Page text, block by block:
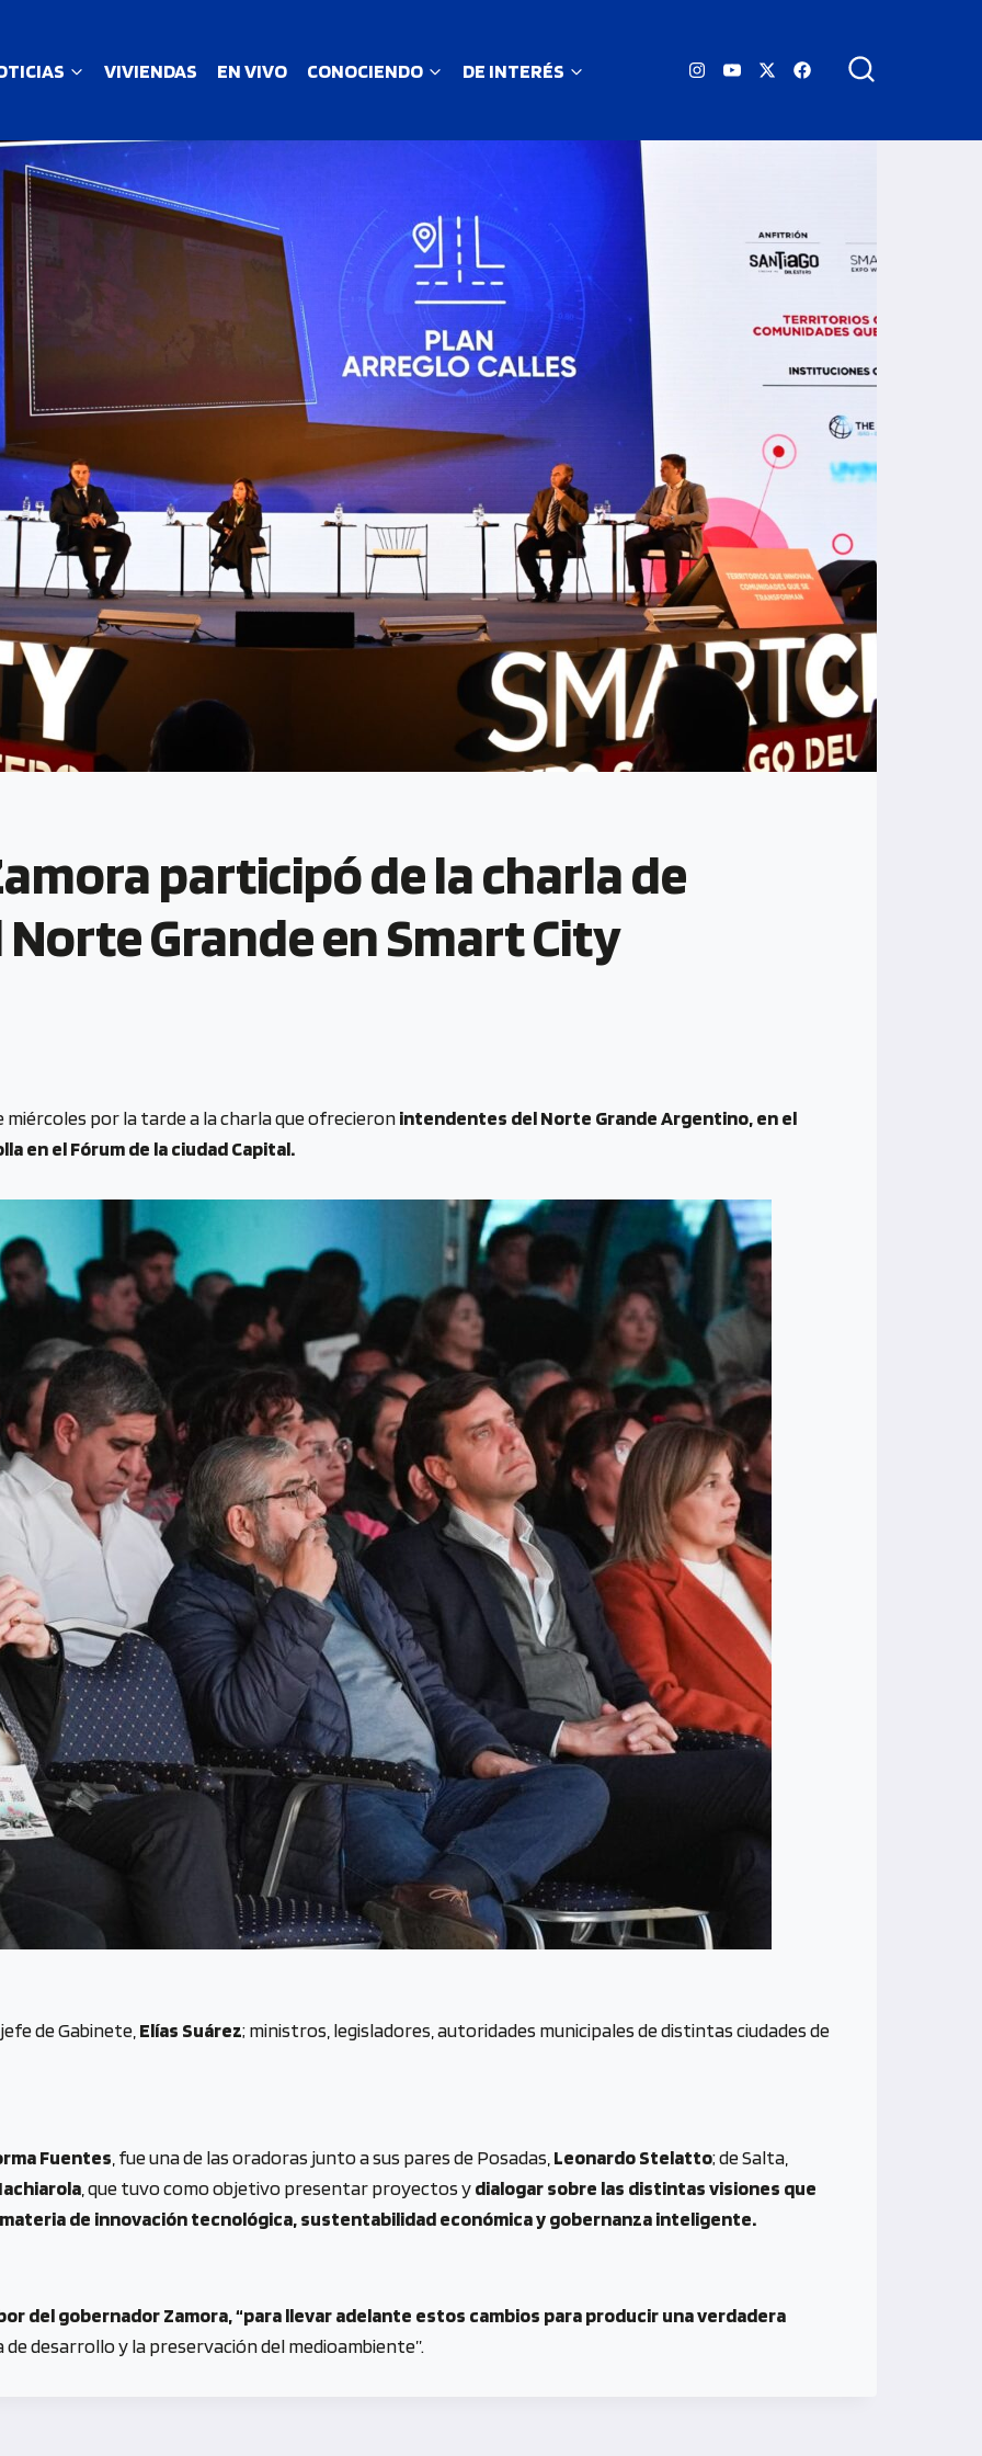
VIVIENDAS EN VIVO CONOCIENDO DE INTERÉS
participó de la charla de
Grande en Smart City
miércoles por la tarde a la charla que ofrecieronintendentes del Norte Grande Argentino, en el
en el Fórum de la ciudad Capital.
de Gabinete, Elías Suárez; ministros, legisladores, autoridades municipales de distintas ciudades de
Fuentes , fue una de las oradoras junto a sus pares de Posadas, Leonardo Stelatto; de Salta,
, que tuvo como objetivo presentar proyectos ydialogar sobre las distintas visiones que
de innovación tecnológica, sustentabilidad económica y gobernanza inteligente.
del gobernador Zamora, “para llevar adelante estos cambios para producir una verdadera
de desarrollo y la preservación del medioambiente”.